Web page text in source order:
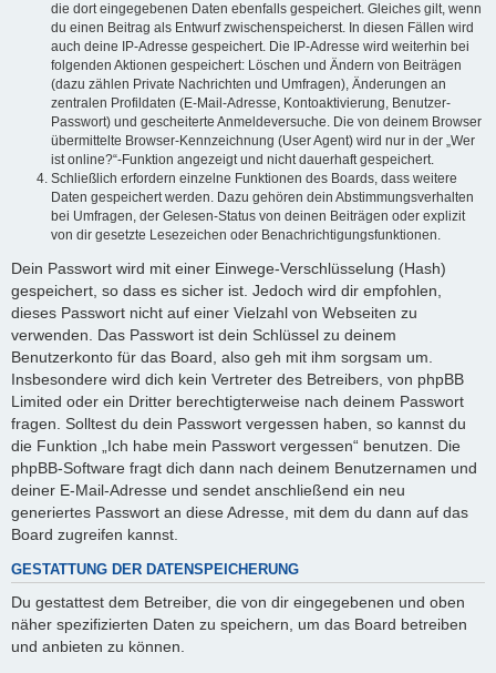
die dort eingegebenen Daten ebenfalls gespeichert. Gleiches gilt, wenn
du einen Beitrag als Entwurf zwischenspeicherst. In diesen Fällen wird
auch deine IP-Adresse gespeichert. Die IP-Adresse wird weiterhin bei
folgenden Aktionen gespeichert: Löschen und Ändern von Beiträgen
(dazu zählen Private Nachrichten und Umfragen), Änderungen an
zentralen Profildaten (E-Mail-Adresse, Kontoaktivierung, Benutzer-
Passwort) und gescheiterte Anmeldeversuche. Die von deinem Browser
übermittelte Browser-Kennzeichnung (User Agent) wird nur in der „Wer
ist online?“-Funktion angezeigt und nicht dauerhaft gespeichert.
Schließlich erfordern einzelne Funktionen des Boards, dass weitere
Daten gespeichert werden. Dazu gehören dein Abstimmungsverhalten
bei Umfragen, der Gelesen-Status von deinen Beiträgen oder explizit
von dir gesetzte Lesezeichen oder Benachrichtigungsfunktionen.
Dein Passwort wird mit einer Einwege-Verschlüsselung (Hash)
gespeichert, so dass es sicher ist. Jedoch wird dir empfohlen,
dieses Passwort nicht auf einer Vielzahl von Webseiten zu
verwenden. Das Passwort ist dein Schlüssel zu deinem
Benutzerkonto für das Board, also geh mit ihm sorgsam um.
Insbesondere wird dich kein Vertreter des Betreibers, von phpBB
Limited oder ein Dritter berechtigterweise nach deinem Passwort
fragen. Solltest du dein Passwort vergessen haben, so kannst du
die Funktion „Ich habe mein Passwort vergessen“ benutzen. Die
phpBB-Software fragt dich dann nach deinem Benutzernamen und
deiner E-Mail-Adresse und sendet anschließend ein neu
generiertes Passwort an diese Adresse, mit dem du dann auf das
Board zugreifen kannst.
GESTATTUNG DER DATENSPEICHERUNG
Du gestattest dem Betreiber, die von dir eingegebenen und oben
näher spezifizierten Daten zu speichern, um das Board betreiben
und anbieten zu können.